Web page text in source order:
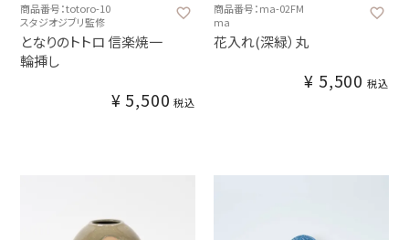
商品番号：totoro-10
スタジオジブリ監修
となりのトトロ 信楽焼一
輪挿し
¥ 5,500 税込
商品番号：ma-02FM
ma
花入れ(深緑）丸
¥ 5,500 税込